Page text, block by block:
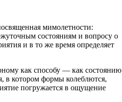
мимолетности:
состояниям и вопросу о
и в то же время определяет
как способу — как состоянию
в котором формы колеблются,
погружается в ощущение